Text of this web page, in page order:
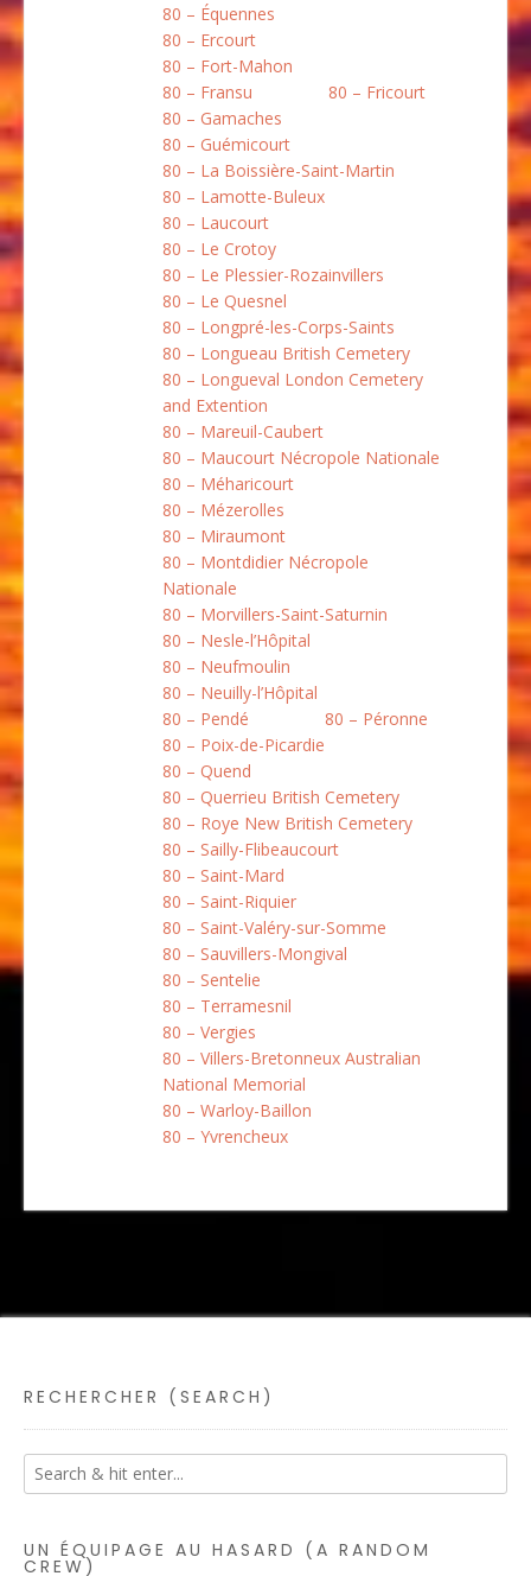
80 – Équennes
80 – Ercourt
80 – Fort-Mahon
80 – Fransu
80 – Fricourt
80 – Gamaches
80 – Guémicourt
80 – La Boissière-Saint-Martin
80 – Lamotte-Buleux
80 – Laucourt
80 – Le Crotoy
80 – Le Plessier-Rozainvillers
80 – Le Quesnel
80 – Longpré-les-Corps-Saints
80 – Longueau British Cemetery
80 – Longueval London Cemetery
and Extention
80 – Mareuil-Caubert
80 – Maucourt Nécropole Nationale
80 – Méharicourt
80 – Mézerolles
80 – Miraumont
80 – Montdidier Nécropole
Nationale
80 – Morvillers-Saint-Saturnin
80 – Nesle-l’Hôpital
80 – Neufmoulin
80 – Neuilly-l’Hôpital
80 – Pendé
80 – Péronne
80 – Poix-de-Picardie
80 – Quend
80 – Querrieu British Cemetery
80 – Roye New British Cemetery
80 – Sailly-Flibeaucourt
80 – Saint-Mard
80 – Saint-Riquier
80 – Saint-Valéry-sur-Somme
80 – Sauvillers-Mongival
80 – Sentelie
80 – Terramesnil
80 – Vergies
80 – Villers-Bretonneux Australian
National Memorial
80 – Warloy-Baillon
80 – Yvrencheux
RECHERCHER (SEARCH)
UN ÉQUIPAGE AU HASARD (A RANDOM
CREW)